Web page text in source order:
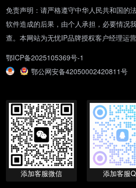
免责声明：请严格遵守中华人民共和国的
软件造成的后果，由个人承担，必要情况
查。本网站为无忧IP品牌授权客户经理运
鄂ICP备2025105369号-1
鄂公网安备42050002420811号
添加客服微信 添加客服